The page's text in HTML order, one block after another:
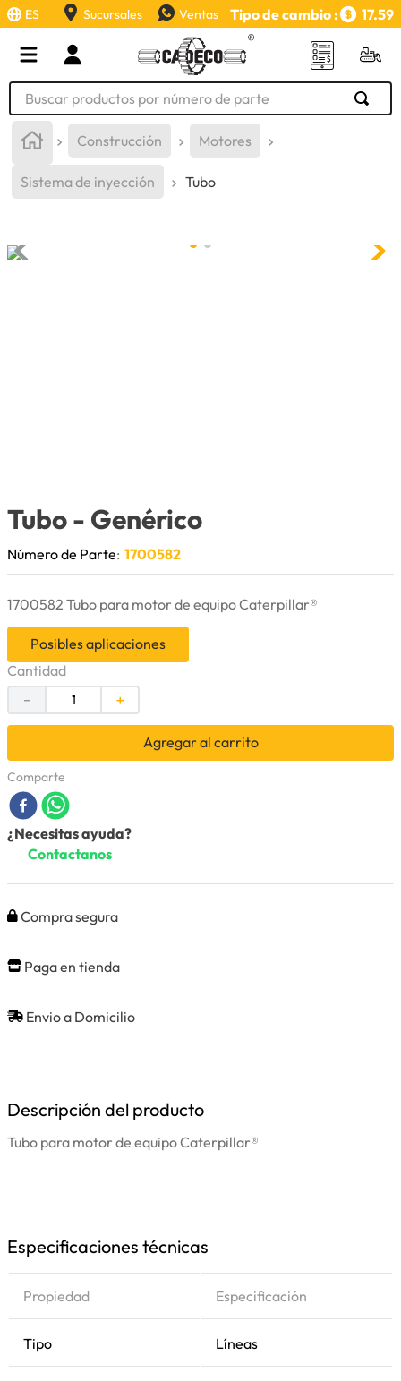
ES Sucursales Ventas Tipo de cambio : 17.59
Buscar productos por número de parte
Construcción Motores
Sistema de inyección Tubo
Tubo- Genérico
Número de Parte: 1700582
1700582 Tubo para motor de equipo Caterpillar®
Posibles aplicaciones
Cantidad
＋
－
Agregar al carrito
Comparte
¿Necesitas ayuda?
Contactanos
Compra segura
Paga en tienda
Envio a Domicilio
Descripción del producto
Tubo para motor de equipo Caterpillar®
Especificaciones técnicas
Propiedad Especificación
Tipo Líneas
TÉRMINOS MÁS BUSCADOS
2 .
aceite